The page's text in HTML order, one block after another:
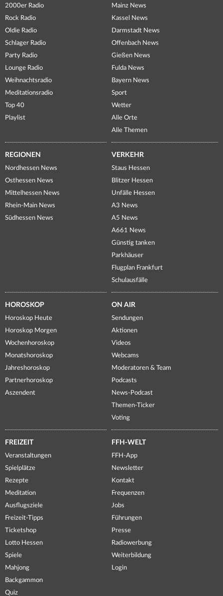
2000er Radio
Rock Radio
Oldie Radio
Schlager Radio
Party Radio
Lounge Radio
Weihnachtsradio
Meditationsradio
Top 40
Playlist
Mainz News
Kassel News
Darmstadt News
Offenbach News
Gießen News
Fulda News
Bayern News
Sport
Wetter
Alle Orte
Alle Themen
REGIONEN
Nordhessen News
Osthessen News
Mittelhessen News
Rhein-Main News
Südhessen News
VERKEHR
Staus Hessen
Blitzer Hessen
Unfälle Hessen
A3 News
A5 News
A661 News
Günstig tanken
Parkhäuser
Flugplan Frankfurt
Schulausfälle
HOROSKOP
Horoskop Heute
Horoskop Morgen
Wochenhoroskop
Monatshoroskop
Jahreshoroskop
Partnerhoroskop
Aszendent
ON AIR
Sendungen
Aktionen
Videos
Webcams
Moderatoren & Team
Podcasts
News-Podcast
Themen-Ticker
Voting
FREIZEIT
Veranstaltungen
Spielplätze
Rezepte
Meditation
Ausflugsziele
Freizeit-Tipps
Ticketshop
Lotto Hessen
Spiele
Mahjong
Backgammon
Quiz
FFH-WELT
FFH-App
Newsletter
Kontakt
Frequenzen
Jobs
Führungen
Presse
Radiowerbung
Weiterbildung
Login